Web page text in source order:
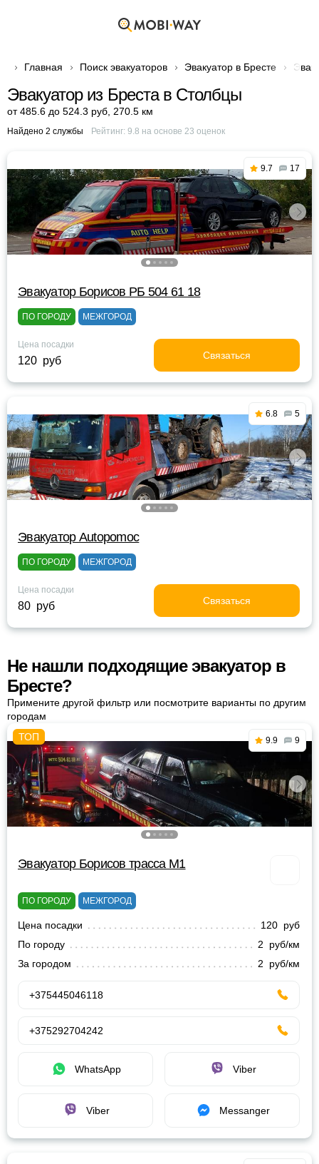
Главная Поиск эвакуаторов Эвакуатор в Бресте
Эвакуатор из Бреста в Столбцы
от 485.6 до 524.3 руб 270.5 км
Найдено 2 службы Рейтинг: 9.8 на основе 23 оценок
9.7 17
Эвакуатор Борисов РБ 504 61 18
ПО ГОРОДУ МЕЖГОРОД
Цена посадки
120 руб Связаться
6.8 5
Эвакуатор Autopomoc
ПО ГОРОДУ МЕЖГОРОД
Цена посадки
80 руб Связаться
Не нашли подходящие эвакуатор в
Бресте?
Примените другой фильтр или посмотрите варианты по другим
городам
9.9 9
Эвакуатор Борисов трасса М1
ПО ГОРОДУ МЕЖГОРОД
Цена посадки
120 руб
По городу
2 руб/км
За городом
2 руб/км
+375445046118
+375292704242
WhatsApp Viber
Viber Messanger